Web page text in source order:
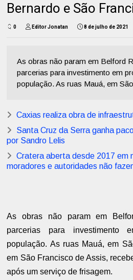
Bernardo e São
0 Editor Jonatan 8 de julho de 2021
As obras não param em Belford
parcerias para investimento em
população. As ruas Mauá, em
Caxias realiza obra de
Santa Cruz da Serra ganha
por Sandro Lelis
Cratera aberta desde 2017 em
moradores e autoridades não
As obras não param em
parcerias para
população. As ruas Mauá, em
em São Francisco de Assis,
após um serviço de frisagem.